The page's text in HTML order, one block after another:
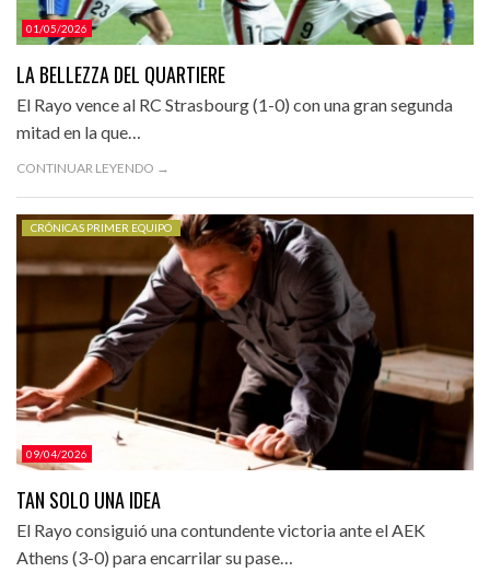
01/05/2026
LA BELLEZZA DEL QUARTIERE
El Rayo vence al RC Strasbourg (1-0) con una gran segunda
mitad en la que…
CONTINUAR LEYENDO →
09/04/2026
CRÓNICAS PRIMER EQUIPO
TAN SOLO UNA IDEA
El Rayo consiguió una contundente victoria ante el AEK
Athens (3-0) para encarrilar su pase…